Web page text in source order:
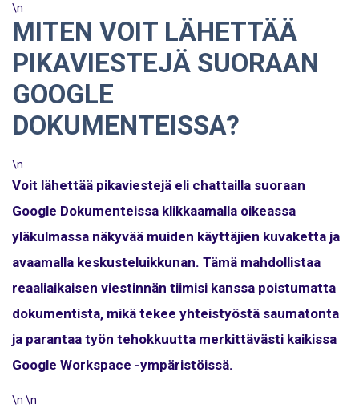
\n
MITEN VOIT LÄHETTÄÄ
PIKAVIESTEJÄ SUORAAN
GOOGLE
DOKUMENTEISSA?
\n
Voit lähettää pikaviestejä eli chattailla suoraan
Google Dokumenteissa klikkaamalla oikeassa
yläkulmassa näkyvää muiden käyttäjien kuvaketta ja
avaamalla keskusteluikkunan. Tämä mahdollistaa
reaaliaikaisen viestinnän tiimisi kanssa poistumatta
dokumentista, mikä tekee yhteistyöstä saumatonta
ja parantaa työn tehokkuutta merkittävästi kaikissa
Google Workspace -ympäristöissä.
\n \n